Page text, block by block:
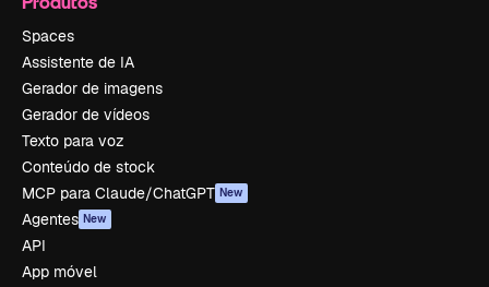
Spaces
Assistente de IA
Gerador de imagens
Gerador de vídeos
Texto para voz
Conteúdo de stock
MCP para Claude/ChatGPT New
Agentes New
API
App móvel